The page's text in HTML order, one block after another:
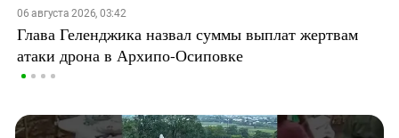
06 августа 2026, 03:42
Глава Геленджика назвал суммы выплат жертвам
атаки дрона в Архипо-Осиповке